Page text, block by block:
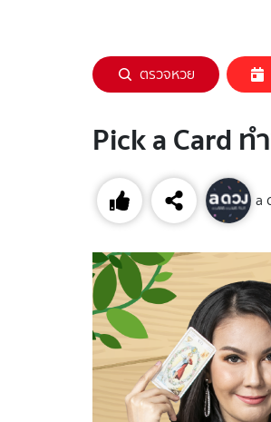
ตรวจหวย
Pick a Card
a